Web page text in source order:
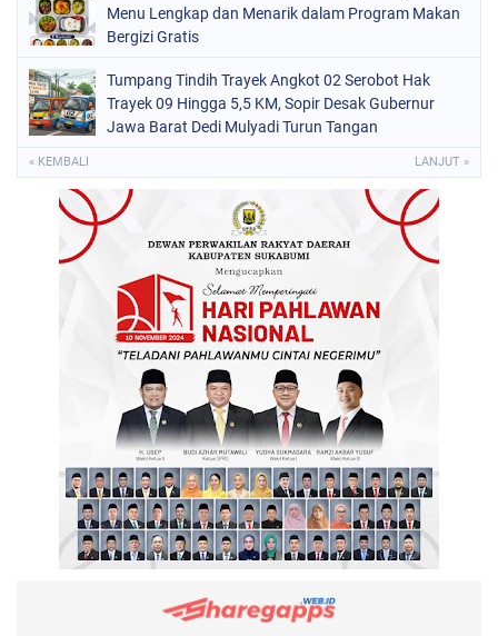
Menu Lengkap dan Menarik dalam Program Makan
Bergizi Gratis
Tumpang Tindih Trayek Angkot 02 Serobot Hak
Trayek 09 Hingga 5,5 KM, Sopir Desak Gubernur
Jawa Barat Dedi Mulyadi Turun Tangan
« KEMBALI LANJUT »